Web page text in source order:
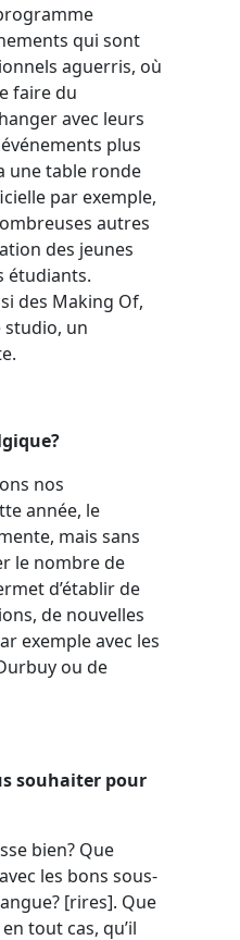
qui sont
aguerris, où
faire du
avec leurs
plus
une table ronde
par exemple,
autres
des jeunes
étudiants.
des Making Of,
studio, un
nos
année, le
mais sans
le nombre de
d’établir de
de nouvelles
exemple avec les
ou de
souhaiter pour
bien? Que
les bons sous-
[rires]. Que
tout cas, qu’il